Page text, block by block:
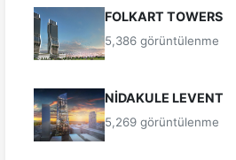
FOLKART TOWERS
5,386 görüntülenme
NİDAKULE LEVENT
5,269 görüntülenme